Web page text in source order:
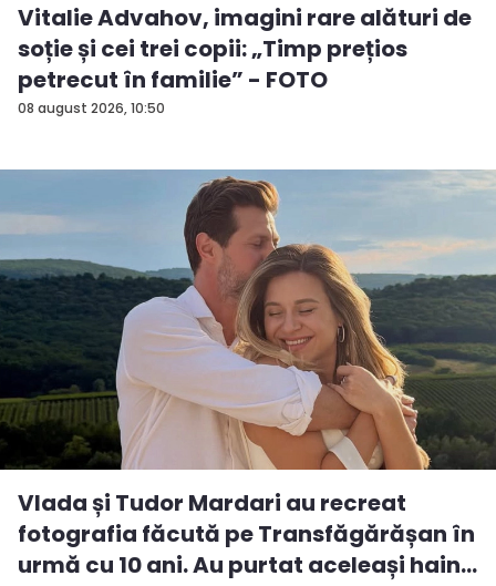
08 august 2026, 10:50
Vitalie Advahov, imagini rare alături de
soție și cei trei copii: „Timp prețios
petrecut în familie” - FOTO
Vlada și Tudor Mardari au recreat
fotografia făcută pe Transfăgărășan în
urmă cu 10 ani. Au purtat aceleași hain...